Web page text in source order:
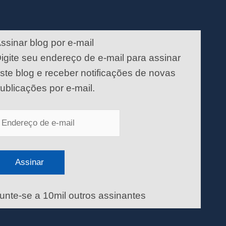
blog por e-mail
seu endereço de e-mail para assinar
blog e receber notificações de novas
por e-mail.
Assinar
se a 10mil outros assinantes